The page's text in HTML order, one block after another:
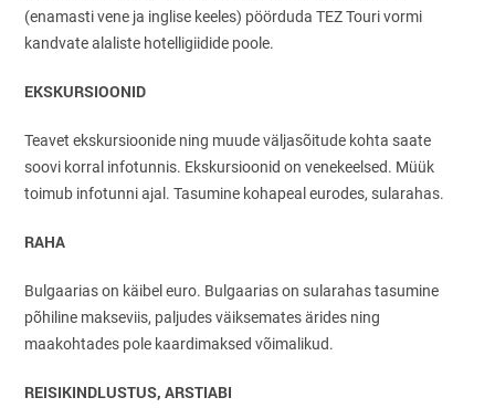
(enamasti vene ja inglise keeles) pöörduda TEZ Touri vormi
kandvate alaliste hotelligiidide poole.
EKSKURSIOONID
Teavet ekskursioonide ning muude väljasõitude kohta saate
soovi korral infotunnis. Ekskursioonid on venekeelsed. Müük
toimub infotunni ajal. Tasumine kohapeal eurodes, sularahas.
RAHA
Bulgaarias on käibel euro. Bulgaarias on sularahas tasumine
põhiline makseviis, paljudes väiksemates ärides ning
maakohtades pole kaardimaksed võimalikud.
REISIKINDLUSTUS, ARSTIABI